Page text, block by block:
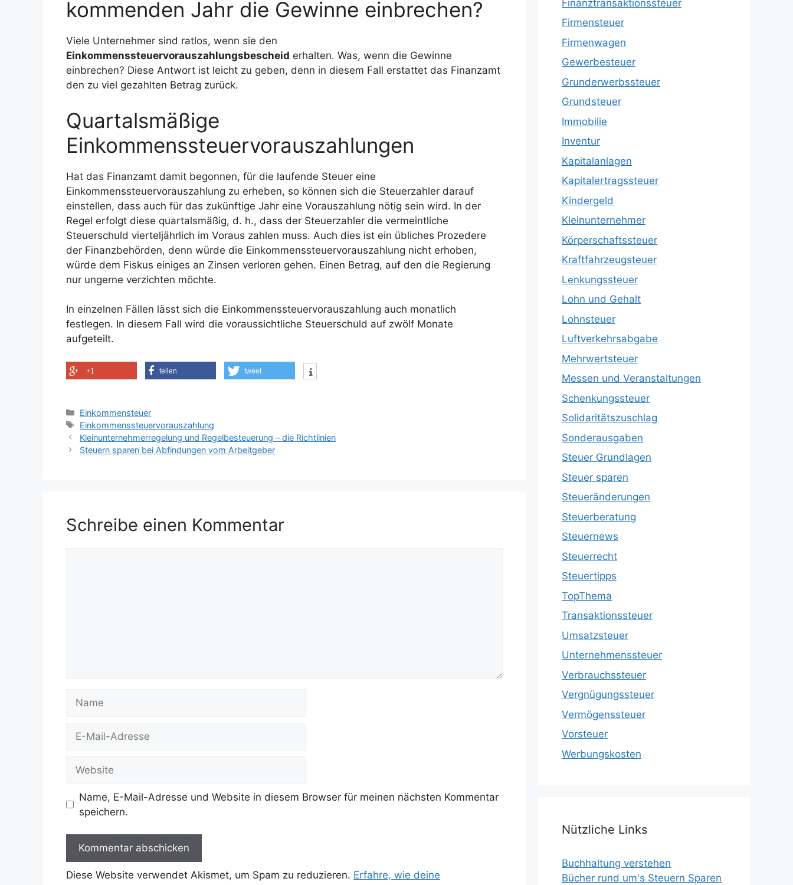
kommenden Jahr die Gewinne einbrechen?
Viele Unternehmer sind ratlos, wenn sie den
Einkommenssteuervorauszahlungsbescheid erhalten. Was, wenn die Gewinne
einbrechen? Diese Antwort ist leicht zu geben, denn in diesem Fall erstattet das Finanzamt
den zu viel gezahlten Betrag zurück.
Quartalsmäßige
Einkommenssteuervorauszahlungen
Hat das Finanzamt damit begonnen, für die laufende Steuer eine
Einkommenssteuervorauszahlung zu erheben, so können sich die Steuerzahler darauf
einstellen, dass auch für das zukünftige Jahr eine Vorauszahlung nötig sein wird. In der
Regel erfolgt diese quartalsmäßig, d. h., dass der Steuerzahler die vermeintliche
Steuerschuld vierteljährlich im Voraus zahlen muss. Auch dies ist ein übliches Prozedere
der Finanzbehörden, denn würde die Einkommenssteuervorauszahlung nicht erhoben,
würde dem Fiskus einiges an Zinsen verloren gehen. Einen Betrag, auf den die Regierung
nur ungerne verzichten möchte.
In einzelnen Fällen lässt sich die Einkommenssteuervorauszahlung auch monatlich
festlegen. In diesem Fall wird die voraussichtliche Steuerschuld auf zwölf Monate
aufgeteilt.
+1 teilen tweet
Kategorien
Einkommensteuer
Schlagwörter
Einkommenssteuervorauszahlung
Kleinunternehmerregelung und Regelbesteuerung – die Richtlinien
Steuern sparen bei Abfindungen vom Arbeitgeber
Schreibe einen Kommentar
Mail-
Name, E-Mail-Adresse und Website in diesem Browser für meinen nächsten Kommentar
speichern.
Diese Website verwendet Akismet, um Spam zu reduzieren. Erfahre, wie deine
Finanztransaktionssteuer
Firmensteuer
Firmenwagen
Gewerbesteuer
Grunderwerbssteuer
Grundsteuer
Immobilie
Inventur
Kapitalanlagen
Kapitalertragssteuer
Kindergeld
Kleinunternehmer
Körperschaftssteuer
Kraftfahrzeugsteuer
Lenkungssteuer
Lohn und Gehalt
Lohnsteuer
Luftverkehrsabgabe
Mehrwertsteuer
Messen und Veranstaltungen
Schenkungssteuer
Solidaritätszuschlag
Sonderausgaben
Steuer Grundlagen
Steuer sparen
Steueränderungen
Steuerberatung
Steuernews
Steuerrecht
Steuertipps
TopThema
Transaktionssteuer
Umsatzsteuer
Unternehmenssteuer
Verbrauchssteuer
Vergnügungssteuer
Vermögenssteuer
Vorsteuer
Werbungskosten
Nützliche Links
Buchhaltung verstehen
Bücher rund um's Steuern Sparen